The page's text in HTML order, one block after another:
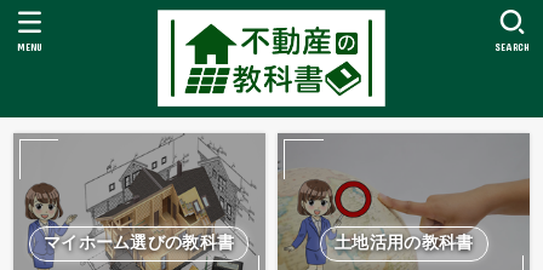
SEARCH
MENU
マイホーム選びの教科書 土地活用の教科書